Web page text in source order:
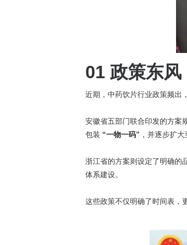
01 政策东风
近期，中药饮片行业政策频出
安徽省五部门联合印发的方案
包装 “一物一码” ，并逐步扩大
浙江省的方案则设定了明确的
体系建设。
这些政策不仅明确了时间表，